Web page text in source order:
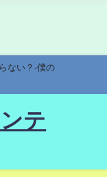
ない？-僕の
テ